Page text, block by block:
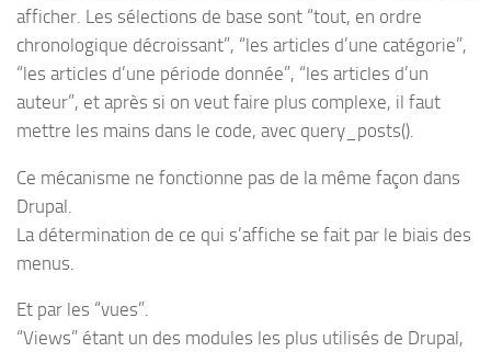
afficher. Les sélections de base sont “tout, en ordre
chronologique décroissant”, “les articles d’une catégorie”,
“les articles d’une période donnée”, “les articles d’un
auteur”, et après si on veut faire plus complexe, il faut
mettre les mains dans le code, avec query_posts().
Ce mécanisme ne fonctionne pas de la même façon dans
Drupal.
La détermination de ce qui s’affiche se fait par le biais des
menus.
Et par les “vues”.
“Views” étant un des modules les plus utilisés de Drupal,